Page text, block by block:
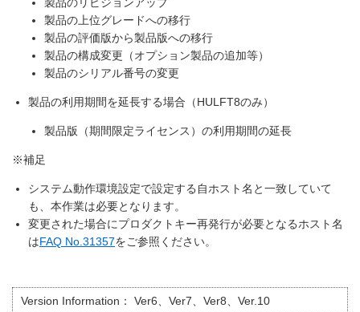
製品のリビジョンアップ
製品の上位グレードへの移行
製品の評価版から製品版への移行
製品の構成変更（オプション製品の追加等）
製品のシリアル番号の変更
製品の利用期間を延長する場合（HULFT8のみ）
製品版（期間限定ライセンス）の利用期間の延長
※補足
システム動作環境設定で設定する自ホスト名と一致していて
も、本作業は必要となります。
変更された場合にプロダクトキー再発行が必要となるホスト名
はFAQ No.31357をご参照ください。
Version Information： Ver6、Ver7、Ver8、Ver.10